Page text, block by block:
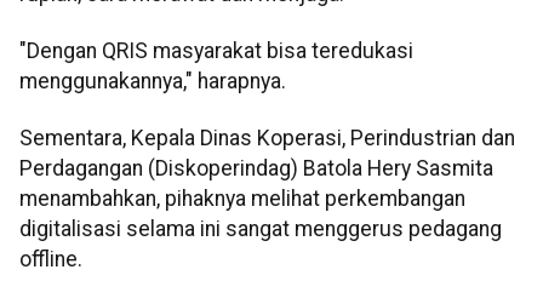
"Dengan QRIS masyarakat bisa teredukasi
menggunakannya," harapnya.
Sementara, Kepala Dinas Koperasi, Perindustrian dan
Perdagangan (Diskoperindag) Batola Hery Sasmita
menambahkan, pihaknya melihat perkembangan
digitalisasi selama ini sangat menggerus pedagang
offline.